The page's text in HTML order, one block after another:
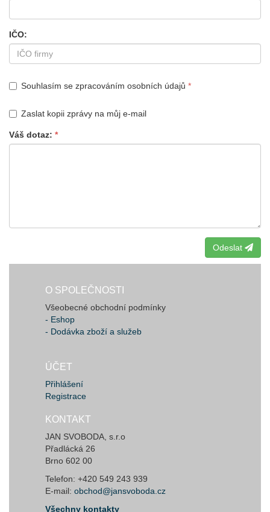
IČO
Souhlasím se zpracováním osobních údajů
Zaslat kopii zprávy na můj e-mail
Váš dotaz
Odeslat
O SPOLEČNOSTI
Všeobecné obchodní podmínky
- Eshop
- Dodávka zboží a služeb
ÚČET
Přihlášení
Registrace
KONTAKT
JAN SVOBODA, s.r.o
Přadlácká 26
Brno 602 00
Telefon: +420 549 243 939
E-mail: obchod@jansvoboda.cz
Všechny kontakty